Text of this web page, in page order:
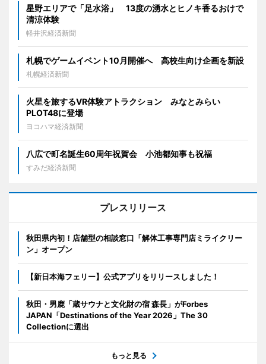
星野エリアで「足水浴」 13度の湧水とヒノキ香るおけで
清涼体験
軽井沢経済新聞
札幌でゲームイベント10月開催へ 高校生向け企画を新設
札幌経済新聞
火星を旅するVR体験アトラクション みなとみらい
PLOT48に登場
ヨコハマ経済新聞
八広で町名誕生60周年祝賀会 小池都知事も祝福
すみだ経済新聞
プレスリリース
秋田県内初！店舗型の相談窓口「解体工事専門店ミライクリー
ン」オープン
【新日本海フェリー】公式アプリをリリースしました！
秋田・男鹿「蔵サウナと文化財の宿 森長」がForbes
JAPAN「Destinations of the Year 2026」The 30
Collectionに選出
もっと見る